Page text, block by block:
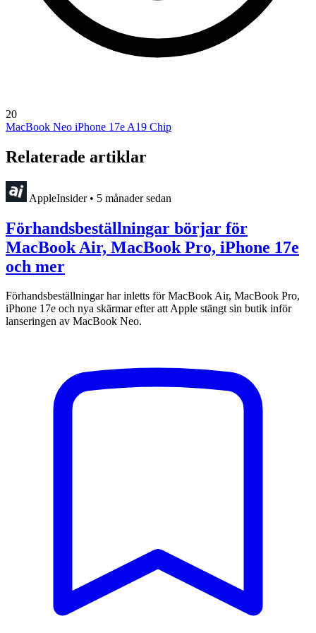
20
MacBook Neo iPhone 17e A19 Chip
Relaterade artiklar
AppleInsider • 5 månader sedan
Förhandsbeställningar börjar för
MacBook Air, MacBook Pro, iPhone 17e
och mer
Förhandsbeställningar har inletts för MacBook Air, MacBook Pro,
iPhone 17e och nya skärmar efter att Apple stängt sin butik inför
lanseringen av MacBook Neo.